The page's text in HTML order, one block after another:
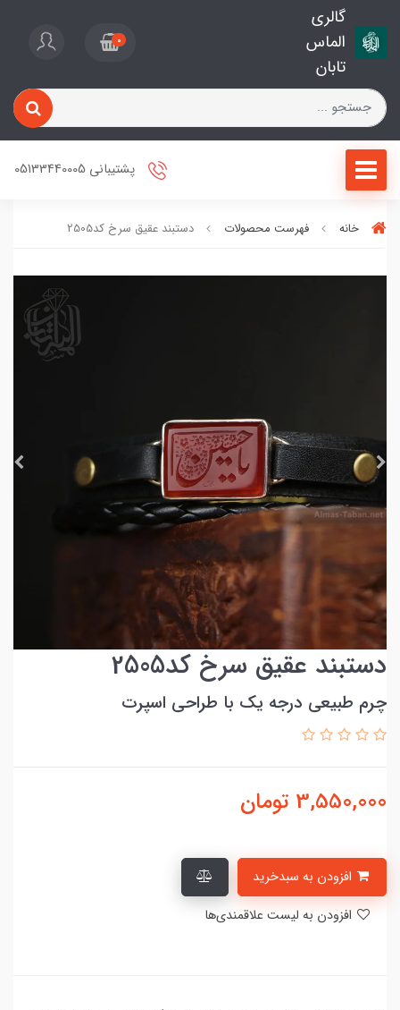
گالری
الماس
تابان
0
پشتیبانی 05133440005
خانه فهرست محصولات دستبند عقیق سرخ کد2505
دستبند عقیق سرخ کد2505
چرم طبیعی درجه یک با طراحی اسپرت
3,550,000 تومان